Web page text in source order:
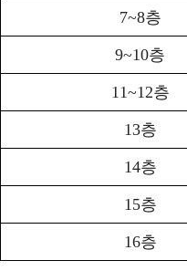
7~8층
9~10층
11~12층
13층
14층
15층
16층